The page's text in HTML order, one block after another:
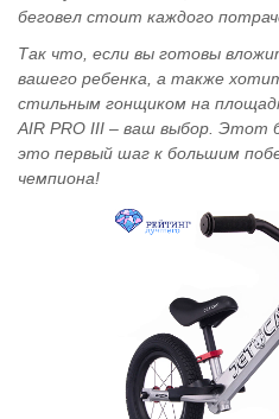
беговел стоит каждого
Так что, если вы готовы
вашего ребенка, а также
стильным гонщиком на
AIR PRO III – ваш выбор. Этот
это первый шаг к большим
чемпиона!